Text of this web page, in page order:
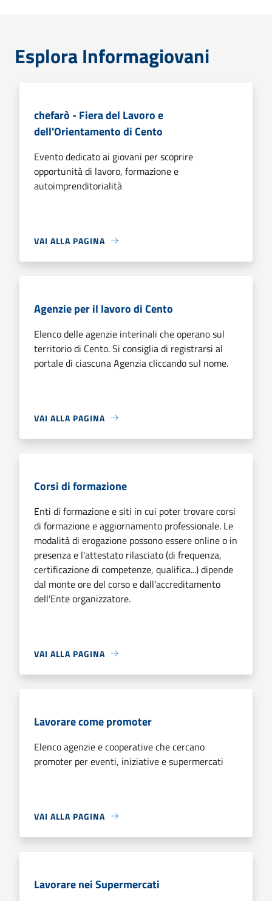
Esplora Informagiovani
chefarò - Fiera del Lavoro e
dell'Orientamento di Cento
Evento dedicato ai giovani per scoprire
opportunità di lavoro, formazione e
autoimprenditorialità
VAI ALLA PAGINA
Agenzie per il lavoro di Cento
Elenco delle agenzie interinali che operano sul
territorio di Cento. Si consiglia di registrarsi al
portale di ciascuna Agenzia cliccando sul nome.
VAI ALLA PAGINA
Corsi di formazione
Enti di formazione e siti in cui poter trovare corsi
di formazione e aggiornamento professionale. Le
modalità di erogazione possono essere online o in
presenza e l'attestato rilasciato (di frequenza,
certificazione di competenze, qualifica...) dipende
dal monte ore del corso e dall'accreditamento
dell'Ente organizzatore.
VAI ALLA PAGINA
Lavorare come promoter
Elenco agenzie e cooperative che cercano
promoter per eventi, iniziative e supermercati
VAI ALLA PAGINA
Lavorare nei Supermercati